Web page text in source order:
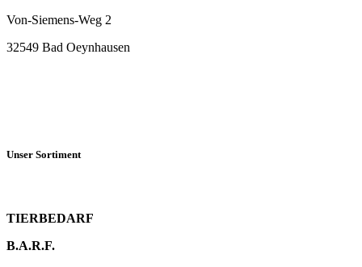
Von-Siemens-Weg 2
32549 Bad Oeynhausen
Unser Sortiment
TIERBEDARF
B.A.R.F.